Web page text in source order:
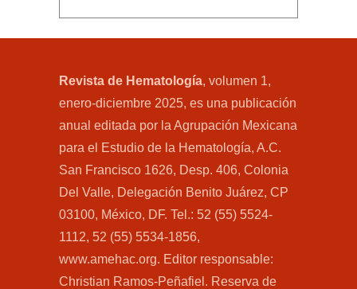
Revista de Hematología, volumen 1,
enero-diciembre 2025, es una publicación
anual editada por la Agrupación Mexicana
para el Estudio de la Hematología, A.C.
San Francisco 1626, Desp. 406, Colonia
Del Valle, Delegación Benito Juárez, CP
03100, México, DF. Tel.: 52 (55) 5524-
1112, 52 (55) 5534-1856,
www.amehac.org. Editor responsable:
Christian Ramos-Peñafiel. Reserva de